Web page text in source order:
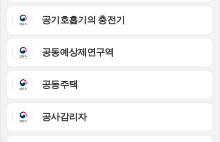
공기호흡기의 충전기
공동예상제연구역
공동주택
공사감리자